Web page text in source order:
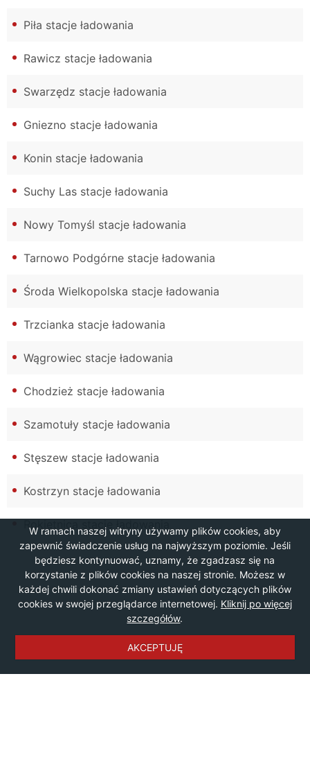
W ramach naszej witryny używamy plików cookies, aby
zapewnić świadczenie usług na najwyższym poziomie. Jeśli
będziesz kontynuować, uznamy, że zgadzasz się na
korzystanie z plików cookies na naszej stronie. Możesz w
każdej chwili dokonać zmiany ustawień dotyczących plików
cookies w swojej przeglądarce internetowej. Kliknij po więcej
szczegółów.
AKCEPTUJĘ
Piła stacje ładowania
Rawicz stacje ładowania
Swarzędz stacje ładowania
Gniezno stacje ładowania
Konin stacje ładowania
Suchy Las stacje ładowania
Nowy Tomyśl stacje ładowania
Tarnowo Podgórne stacje ładowania
Środa Wielkopolska stacje ładowania
Trzcianka stacje ładowania
Wągrowiec stacje ładowania
Chodzież stacje ładowania
Szamotuły stacje ładowania
Stęszew stacje ładowania
Kostrzyn stacje ładowania
Rokietnica stacje ładowania